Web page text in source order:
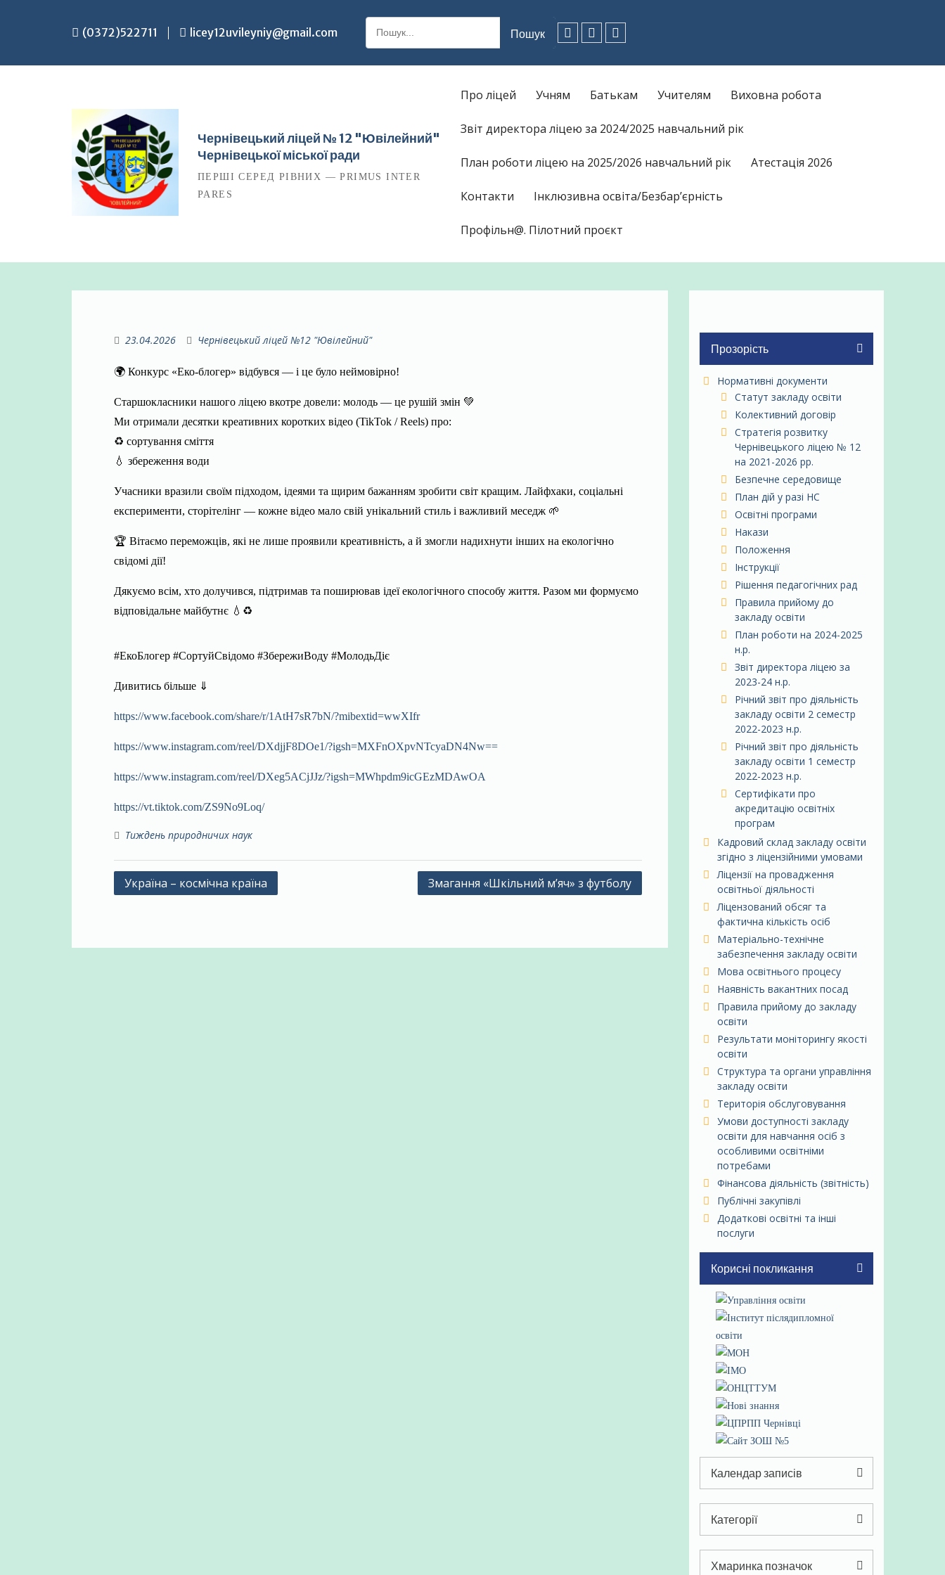
(0372)522711 licey12uvileyniy@gmail.com
Шукати:
Чернівецький ліцей № 12 "Ювілейний"
Чернівецької міської ради
ПЕРШІ СЕРЕД РІВНИХ — PRIMUS INTER
PARES
Про ліцей Учням Батькам Учителям Виховна робота
Звіт директора ліцею за 2024/2025 навчальний рік
План роботи ліцею на 2025/2026 навчальний рік Атестація 2026
Контакти Інклюзивна освіта/Безбар’єрність
Профільн@. Пілотний проєкт
23.04.2026 Чернівецький ліцей №12 "Ювілейний"
🌍 Конкурс «Еко-блогер» відбувся — і це було неймовірно!
Старшокласники нашого ліцею вкотре довели: молодь — це рушій змін 💚
Ми отримали десятки креативних коротких відео (TikTok / Reels) про:
♻️ сортування сміття
💧 збереження води
Учасники вразили своїм підходом, ідеями та щирим бажанням зробити світ кращим. Лайфхаки, соціальні
експерименти, сторітелінг — кожне відео мало свій унікальний стиль і важливий меседж 🌱
🏆 Вітаємо переможців, які не лише проявили креативність, а й змогли надихнути інших на екологічно
свідомі дії!
Дякуємо всім, хто долучився, підтримав та поширював ідеї екологічного способу життя. Разом ми формуємо
відповідальне майбутнє 💧♻️
#ЕкоБлогер #СортуйСвідомо #ЗбережиВоду #МолодьДіє
Дивитись більше ⇓
https://www.facebook.com/share/r/1AtH7sR7bN/?mibextid=wwXIfr
https://www.instagram.com/reel/DXdjjF8DOe1/?igsh=MXFnOXpvNTcyaDN4Nw==
https://www.instagram.com/reel/DXeg5ACjJJz/?igsh=MWhpdm9icGEzMDAwOA
https://vt.tiktok.com/ZS9No9Loq/
Тиждень природничих наук
Навігація
Україна – космічна країна Змагання «Шкільний м’яч» з футболу
Прозорість
Нормативні документи
Статут закладу освіти
Колективний договір
Стратегія розвитку
Чернівецького ліцею № 12
на 2021-2026 рр.
Безпечне середовище
План дій у разі НС
Освітні програми
Накази
Положення
Інструкції
Рішення педагогічних рад
Правила прийому до
закладу освіти
План роботи на 2024-2025
н.р.
Звіт директора ліцею за
2023-24 н.р.
Річний звіт про діяльність
закладу освіти 2 семестр
2022-2023 н.р.
Річний звіт про діяльність
закладу освіти 1 семестр
2022-2023 н.р.
Сертифікати про
акредитацію освітніх
програм
Кадровий склад закладу освіти
згідно з ліцензійними умовами
Ліцензії на провадження
освітньої діяльності
Ліцензований обсяг та
фактична кількість осіб
Матеріально-технічне
забезпечення закладу освіти
Мова освітнього процесу
Наявність вакантних посад
Правила прийому до закладу
освіти
Результати моніторингу якості
освіти
Структура та органи управління
закладу освіти
Територія обслуговування
Умови доступності закладу
освіти для навчання осіб з
особливими освітніми
потребами
Фінансова діяльність (звітність)
Публічні закупівлі
Додаткові освітні та інші
послуги
Корисні покликання
Календар записів
Серпень 2026
1
2
Категорії
Категорії
Хмаринка позначок